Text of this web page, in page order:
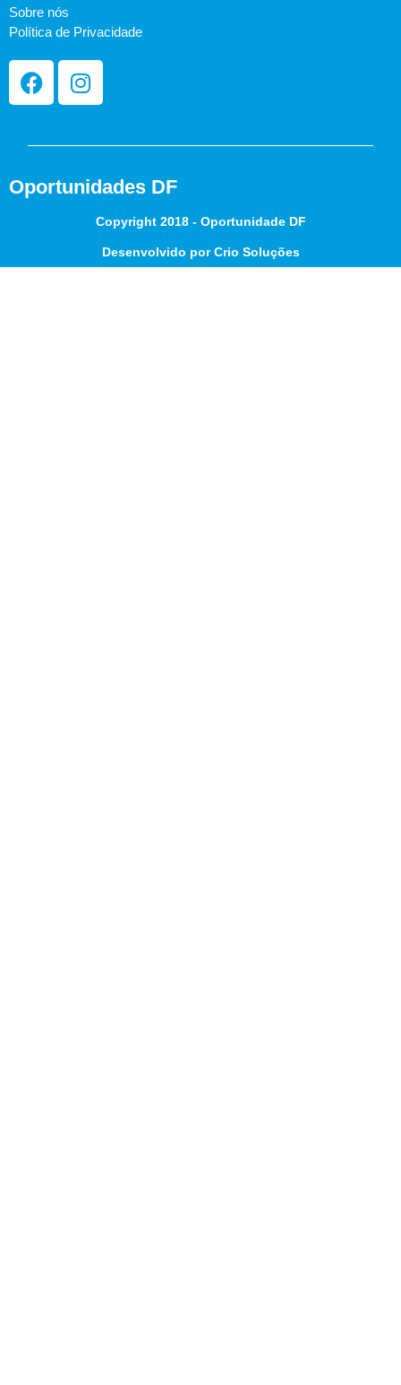
Sobre nós
Política de Privacidade
Oportunidades DF
Copyright 2018 - Oportunidade DF
Desenvolvido por Crio Soluções